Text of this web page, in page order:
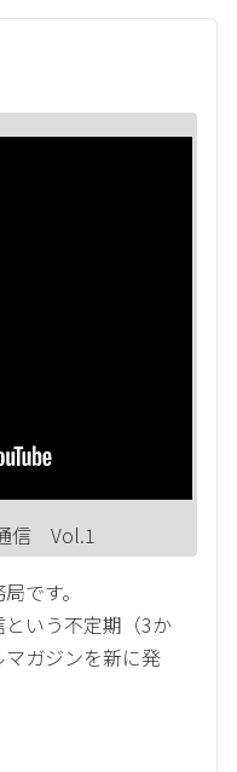
信 Vol.1
です。
いう不定期（3か
ガジンを新に発